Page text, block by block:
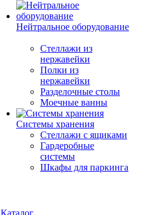
Нейтральное оборудование
Стеллажи из
нержавейки
Полки из
нержавейки
Разделочные столы
Моечные ванны
Системы хранения
Стеллажи с ящиками
Гардеробные
системы
Шкафы для паркинга
Каталог